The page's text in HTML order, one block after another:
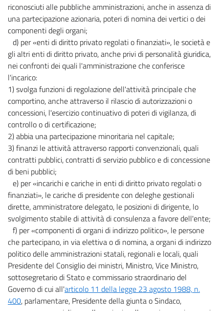
riconosciuti alle pubbliche amministrazioni, anche in assenza di
una partecipazione azionaria, poteri di nomina dei vertici o dei
componenti degli organi;
d) per «enti di diritto privato regolati o finanziati», le società e
gli altri enti di diritto privato, anche privi di personalità giuridica,
nei confronti dei quali l'amministrazione che conferisce
l'incarico:
1) svolga funzioni di regolazione dell'attività principale che
comportino, anche attraverso il rilascio di autorizzazioni o
concessioni, l'esercizio continuativo di poteri di vigilanza, di
controllo o di certificazione;
2) abbia una partecipazione minoritaria nel capitale;
3) finanzi le attività attraverso rapporti convenzionali, quali
contratti pubblici, contratti di servizio pubblico e di concessione
di beni pubblici;
e) per «incarichi e cariche in enti di diritto privato regolati o
finanziati», le cariche di presidente con deleghe gestionali
dirette, amministratore delegato, le posizioni di dirigente, lo
svolgimento stabile di attività di consulenza a favore dell'ente;
f) per «componenti di organi di indirizzo politico», le persone
che partecipano, in via elettiva o di nomina, a organi di indirizzo
politico delle amministrazioni statali, regionali e locali, quali
Presidente del Consiglio dei ministri, Ministro, Vice Ministro,
sottosegretario di Stato e commissario straordinario del
Governo di cui all'articolo 11 della legge 23 agosto 1988, n.
400, parlamentare, Presidente della giunta o Sindaco,